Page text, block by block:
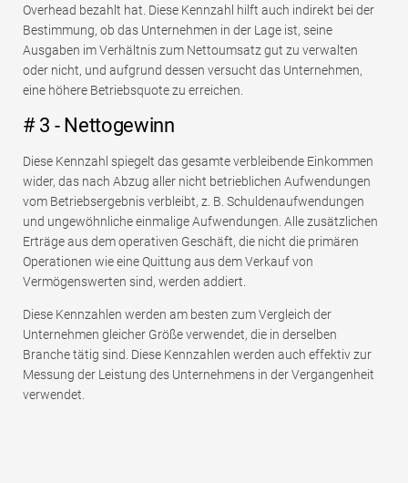
Overhead bezahlt hat. Diese Kennzahl hilft auch indirekt bei der
Bestimmung, ob das Unternehmen in der Lage ist, seine
Ausgaben im Verhältnis zum Nettoumsatz gut zu verwalten
oder nicht, und aufgrund dessen versucht das Unternehmen,
eine höhere Betriebsquote zu erreichen.
# 3 - Nettogewinn
Diese Kennzahl spiegelt das gesamte verbleibende Einkommen
wider, das nach Abzug aller nicht betrieblichen Aufwendungen
vom Betriebsergebnis verbleibt, z. B. Schuldenaufwendungen
und ungewöhnliche einmalige Aufwendungen. Alle zusätzlichen
Erträge aus dem operativen Geschäft, die nicht die primären
Operationen wie eine Quittung aus dem Verkauf von
Vermögenswerten sind, werden addiert.
Diese Kennzahlen werden am besten zum Vergleich der
Unternehmen gleicher Größe verwendet, die in derselben
Branche tätig sind. Diese Kennzahlen werden auch effektiv zur
Messung der Leistung des Unternehmens in der Vergangenheit
verwendet.